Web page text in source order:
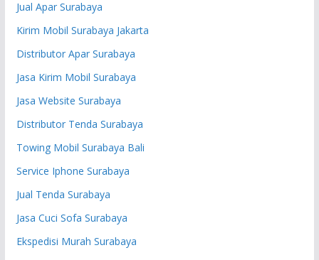
Jual Apar Surabaya
Kirim Mobil Surabaya Jakarta
Distributor Apar Surabaya
Jasa Kirim Mobil Surabaya
Jasa Website Surabaya
Distributor Tenda Surabaya
Towing Mobil Surabaya Bali
Service Iphone Surabaya
Jual Tenda Surabaya
Jasa Cuci Sofa Surabaya
Ekspedisi Murah Surabaya